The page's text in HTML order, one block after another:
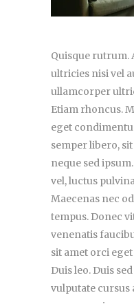
Quisque rutrum.
ultricies nisi vel
ullamcorper
Etiam rhoncus.
eget
semper libero,
neque sed
vel, luctus
Maecenas nec
tempus. Donec
venenatis
sit amet orci
Duis leo. Duis
vulputate cursus